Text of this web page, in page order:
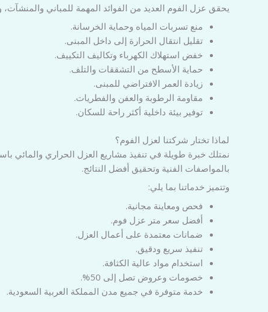
يحقق عزل الفوم العديد من الفوائد المهمة للمباني والمنشآت،
منع تسربات المياه وحماية الخرسانة.
تقليل انتقال الحرارة إلى داخل المبنى.
خفض استهلاك الكهرباء وتكاليف التكييف.
حماية الأسطح من التشققات والتلف.
زيادة العمر الافتراضي للمبنى.
مقاومة الرطوبة والعفن والفطريات.
توفير بيئة داخلية أكثر راحة للسكان.
لماذا تختار شركتنا لعزل الفوم؟
نمتلك خبرة طويلة في تنفيذ مشاريع العزل الحراري
بالمواصفات الفنية وتحقيق أفضل النتائج.
وتتميز خدماتنا بما يلي:
فحص ومعاينة مجانية.
أفضل سعر متر عزل فوم.
ضمانات معتمدة على أعمال العزل.
تنفيذ سريع ودقيق.
استخدام مواد عالية الكثافة.
خصومات وعروض تصل إلى 50%.
خدمة متوفرة في جميع مدن المملكة العربية السعودية.